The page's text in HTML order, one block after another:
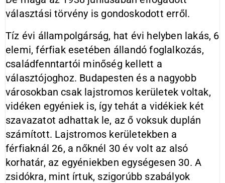
választási törvény is gondoskodott erről.
Tíz évi állampolgárság, hat évi helyben lakás, 6
elemi, férfiak esetében állandó foglalkozás,
családfenntartói minőség kellett a
választójoghoz. Budapesten és a nagyobb
városokban csak lajstromos kerületek voltak,
vidéken egyéniek is, így tehát a vidékiek két
szavazatot adhattak le, az ő voksuk duplán
számított. Lajstromos kerületekben a
férfiaknál 26, a nőknél 30 év volt az alsó
korhatár, az egyéniekben egységesen 30. A
zsidókra, mint írtuk, szigorúbb szabályok